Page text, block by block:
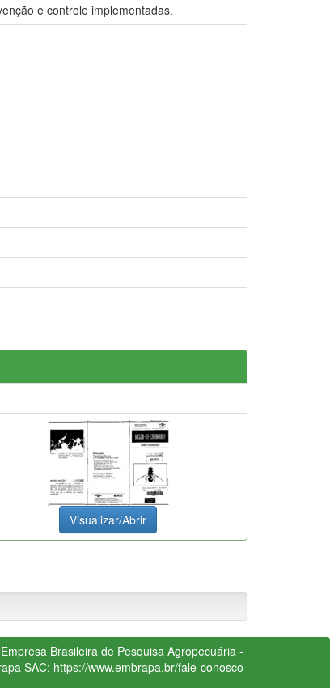
e controle implementadas.
Visualizar/Abrir
Empresa Brasileira de Pesquisa Agropecuária -
SAC: https://www.embrapa.br/fale-conosco